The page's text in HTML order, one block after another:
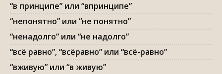
“в принципе” или “впринципе”
“непонятно” или “не понятно”
“ненадолго” или “не надолго”
“всё равно”, “всёравно” или “всё-равно”
“вживую” или “в живую”